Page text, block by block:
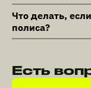
Что делать,
полиса?
Есть